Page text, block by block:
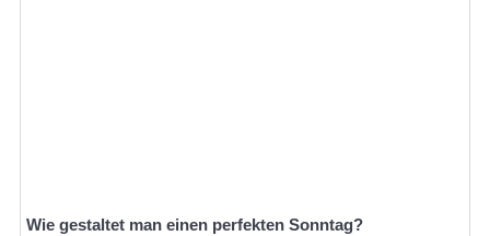
Wie gestaltet man einen perfekten Sonntag?